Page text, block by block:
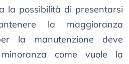
la possibilità di presentarsi
la maggioranza
la manutenzione deve
come vuole la